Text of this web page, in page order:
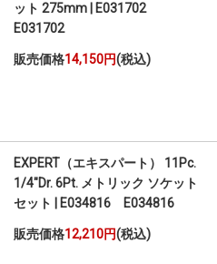
ット 275mm | E031702
E031702
販売価格14,150円(税込)
EXPERT（エキスパート） 11Pc.
1/4"Dr. 6Pt. メトリック ソケット
セット | E034816 E034816
販売価格12,210円(税込)